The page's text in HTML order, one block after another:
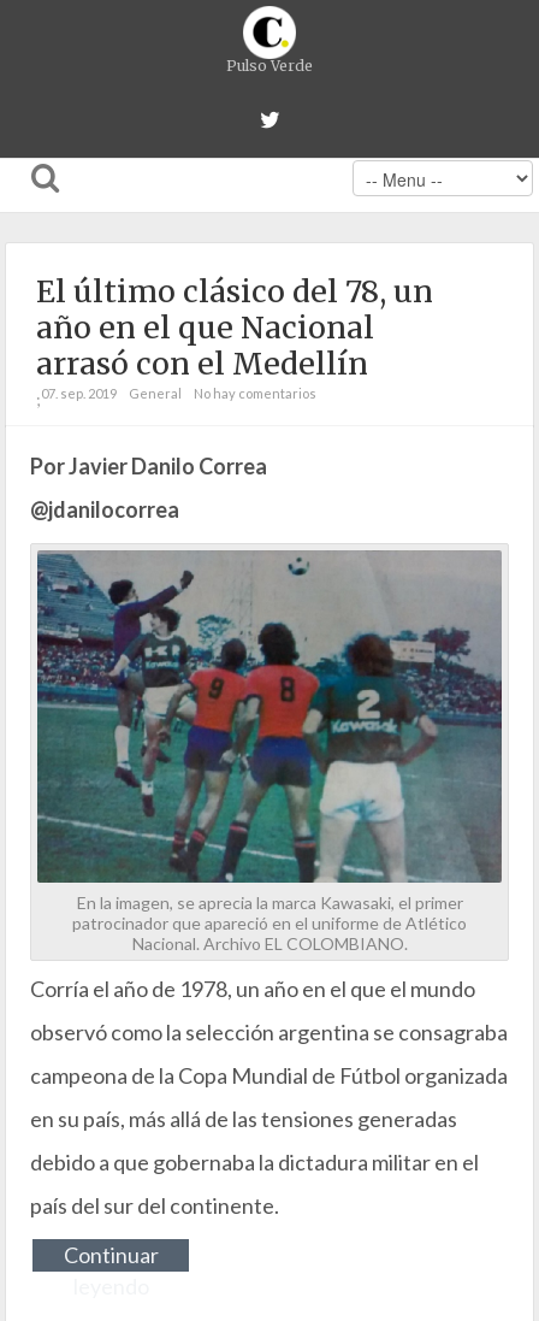
Pulso Verde
El último clásico del 78, un
año en el que Nacional
arrasó con el Medellín
;07. sep. 2019 General No hay comentarios
Por Javier Danilo Correa
@jdanilocorrea
En la imagen, se aprecia la marca Kawasaki, el primer
patrocinador que apareció en el uniforme de Atlético
Nacional. Archivo EL COLOMBIANO.
Corría el año de 1978, un año en el que el mundo
observó como la selección argentina se consagraba
campeona de la Copa Mundial de Fútbol organizada
en su país, más allá de las tensiones generadas
debido a que gobernaba la dictadura militar en el
país del sur del continente.
Continuar